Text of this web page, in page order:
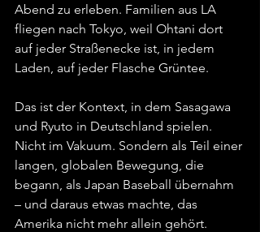
Abend zu erleben. Familien aus LA
fliegen nach Tokyo, weil Ohtani dort
auf jeder Straßenecke ist, in jedem
Laden, auf jeder Flasche Grüntee.
Das ist der Kontext, in dem Sasagawa
und Ryuto in Deutschland spielen.
Nicht im Vakuum. Sondern als Teil einer
langen, globalen Bewegung, die
begann, als Japan Baseball übernahm
– und daraus etwas machte, das
Amerika nicht mehr allein gehört.